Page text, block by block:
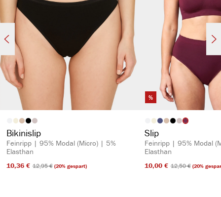
Artikelfarbe
Bikinislip
Feinripp | 95% Modal (Micro) | 5%
Elasthan
10,36 €​ 12,95 €​(20% gespart)
%
Artikelfarbe
Slip
Feinripp | 95% Modal
Elasthan
10,00 €​ 12,50 €​(20%